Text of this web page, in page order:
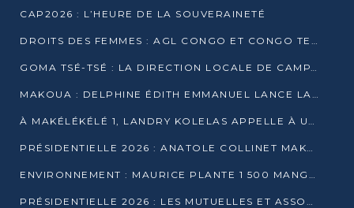
CAP2026 : L’HEURE DE LA SOUVERAINETÉ
DROITS DES FEMMES : AGL CONGO ET CONGO TERMINAL METTENT EN AVANT LE LEADERSHIP FÉMININ
GOMA TSÉ-TSÉ : LA DIRECTION LOCALE DE CAMPAGNE INTENSIFIE LA SENSIBILISATION DANS LES VILLAGES
MAKOUA : DELPHINE ÉDITH EMMANUEL LANCE LA CAMPAGNE POUR DENIS SASSOU-N’GUESSO
À MAKÉLÉKÉLÉ 1, LANDRY KOLELAS APPELLE À UNE MOBILISATION MASSIVE EN FAVEUR DE DENIS SASSOU-N’GUESSO
PRÉSIDENTIELLE 2026 : ANATOLE COLLINET MAKOSSO DÉFEND LE PROJET DE SOCIÉTÉ DE DENIS SASSOU NGUESSO
ENVIRONNEMENT : MAURICE PLANTE 1 500 MANGROVES POUR HONORER WANGARI MAATHAI
PRÉSIDENTIELLE 2026 : LES MUTUELLES ET ASSOCIATIONS S’IMPLIQUENT DANS LA CAMPAGNE ÉLECTORALE À TIÉ-TIÉ 2 (POINTE-NOIRE)